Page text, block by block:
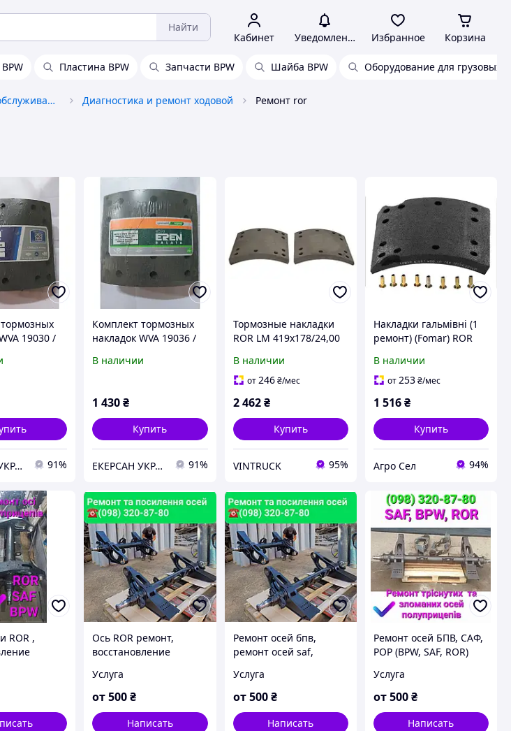
Найти
Кабинет Уведомления Избранное Корзина
Пластина BPW Запчасти BPW Шайба BPW Оборудование для грузовых
Ремонт и техническое обслуживание автотранспорта Диагностика и ремонт ходовой Ремонт ror
19030 /
Freightliner,
ЕКЕРСАН УКРАЇНА 91%
Комплект тормозных
накладок WVA 19036 /
DODGE AS-900, осей
12 отв Турц
В наличии
1 430₴
Купить
ЕКЕРСАН УКРАЇНА 91%
Тормозные накладки
ROR LM 419x178/24,00
В наличии
от246 ₴/мес
2 462 ₴
Купить
VINTRUCK 95%
Накладки гальмівні (1
ремонт) (Fomar) ROR
В наличии
от253₴/мес
1 516₴
Купить
Агро Сел 94%
ROR , Ось ROR ремонт,
восстановление
и посадочного места
Услуга
от500₴
Написать
Ремонт осей бпв,
ремонт осей saf,
ремонт осей ror
Услуга
от 500 ₴
Написать
Ремонт осей БПВ, САФ,
РОР (BPW, SAF, ROR)
Услуга
от500₴
Написать